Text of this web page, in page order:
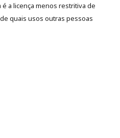
a licença menos restritiva de
quais usos outras pessoas